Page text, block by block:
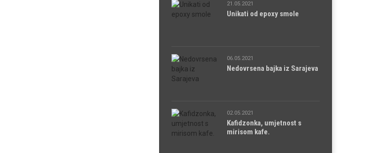
21.05.2021
Unikati od epoxy smole
06.05.2021
Nedovrsena bajka iz Sarajeva
02.05.2021
Kafidzonka, umjetnost s
mirisom kafe.